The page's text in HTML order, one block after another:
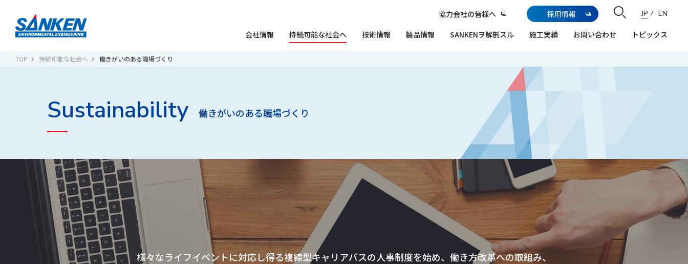
会社情報
会社概要 社長メッセージ 経営・事業に対する考え方
マネジメントシステム基本方針 会社の歴史 組織図・役員一覧
事業所・グループ会社一覧 つくばみらい技術センター さいたま技術センター
IR情報 レポート 三建・30CLUB
持続可能な社会へ
地球にやさしい未来をつくる 働きがいのある職場づくり 透明で公正な事業を推進
技術情報
ゼロ・エネルギー・ビル 放射空調(ふく射空調) ライフサイエンス
施工・調整・分析技術
製品情報
Sanken Smart BA System エコサラ
SANKENヲ解剖スル 施工実績
公共・文化施設 オフィス・商業施設 医療・福祉施設
交通・情報施設 生活・レジャー施設 産業・研究開発施設
お問い合わせ
弊社が保有する技術（システム）に
関するお問い合わせ
会社情報、採用情報に関するお問い
合わせ
CSRや気候変動などの安全環境活動
に関するお問い合わせ
ウェブサイトおよび情報セキュリテ
ィに関するお問い合わせ
弊社への設計、施工業務依頼につい
てのお問い合わせ
弊社との施工協力における取引内容
や条件についてのご質問
施工協力を希望される工事業者の方
（貴社情報登録へのご案内）
トピックス
協力会社の皆様へ 採用情報 JP EN
TOP 持続可能な社会へ 働きがいのある職場づくり
Sustainability 働きがいのある職場づくり
様々なライフイベントに対応し得る複線型キャリアパスの人事制度を始め、働き方改革への取組み、